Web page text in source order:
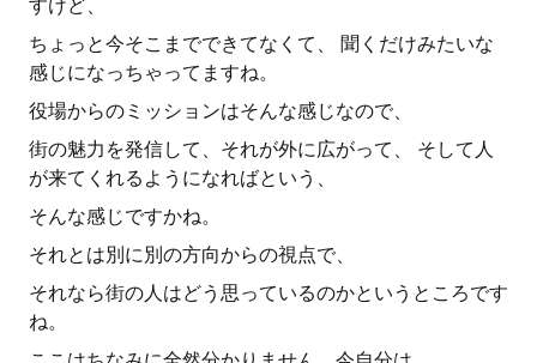
すけど、
ちょっと今そこまでできてなくて、 聞くだけみたいな
感じになっちゃってますね。
役場からのミッションはそんな感じなので、
街の魅力を発信して、それが外に広がって、 そして人
が来てくれるようになればという、
そんな感じですかね。
それとは別に別の方向からの視点で、
それなら街の人はどう思っているのかというところです
ね。